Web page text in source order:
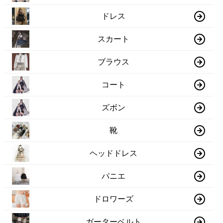
ドレス
スカート
ブラウス
コート
ズボン
靴
ヘッドドレス
パニエ
ドロワーズ